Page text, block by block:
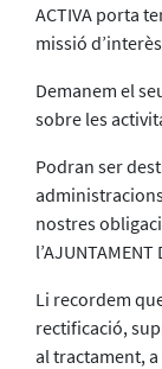
ACTIVA porta
missió
Demanem el
sobre les
Podran ser
nostres
l’AJUNTAMENT
Li recordem
rectificació,
al tractament,